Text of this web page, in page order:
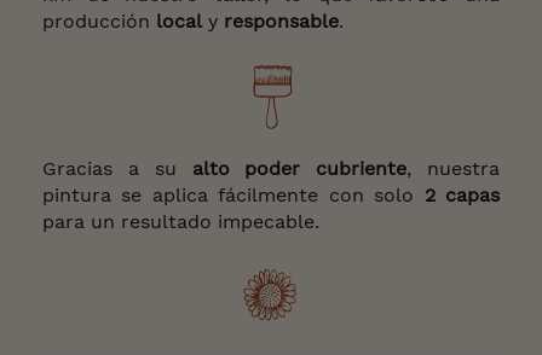
producción localy responsable.
Gracias a su alto poder cubriente, nuestra
pintura se aplica fácilmente con solo 2 capas
para un resultado impecable.